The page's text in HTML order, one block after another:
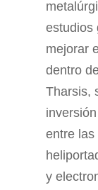
estudios
mejorar
dentro
Tharsis,
entre las
y